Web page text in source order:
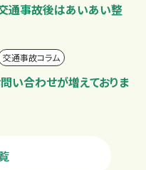
通事故後はあいあい整
交通事故コラム
い合わせが増えておりま